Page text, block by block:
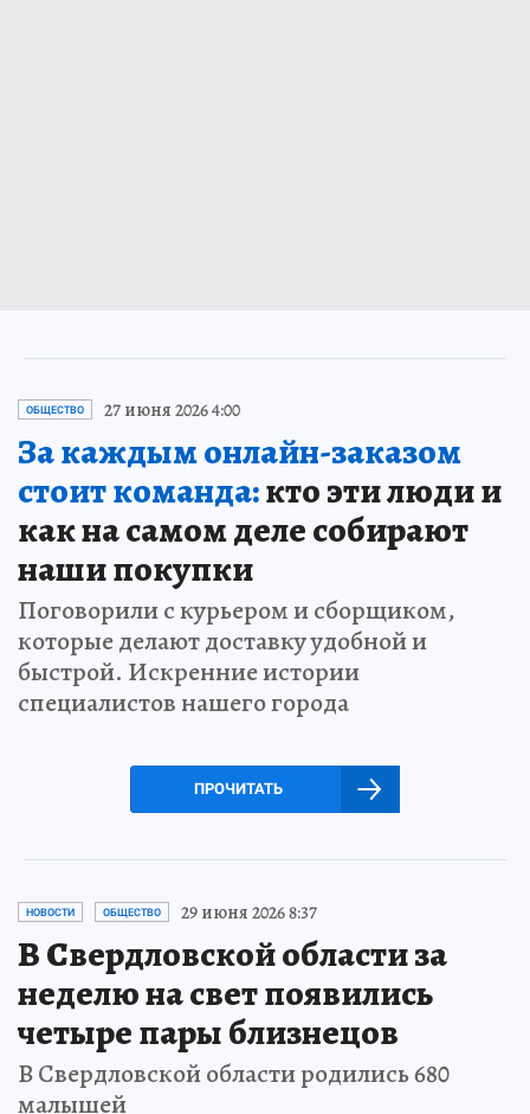
ОБЩЕСТВО 27 июня 2026 4:00
За каждым онлайн-заказом
стоит команда:кто эти люди и
как на самом деле собирают
наши покупки
Поговорили с курьером и сборщиком,
которые делают доставку удобной и
быстрой. Искренние истории
специалистов нашего города
ПРОЧИТАТЬ
НОВОСТИ ОБЩЕСТВО 29 июня 2026 8:37
В Свердловской области за
неделю на свет появились
четыре пары близнецов
В Свердловской области родились 680
малышей